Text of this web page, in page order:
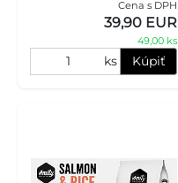
môže byť viac rovnakých
granúl. Amity Premium
Cena s DPH
39,90 EUR
49,00 ks
ks Kúpiť